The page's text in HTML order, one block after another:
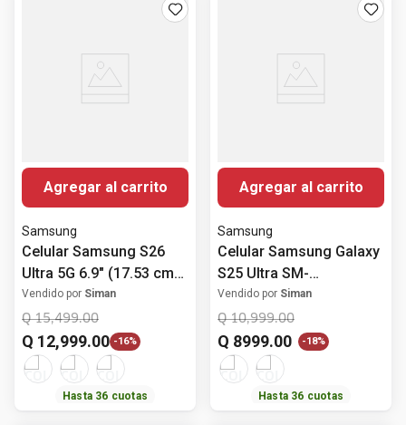
Agregar al carrito
Samsung
Celular Samsung S26
Ultra 5G 6.9" (17.53 cm)
12GB RAM 512GB ROM
Vendido por Siman
Q 15,499.00
Q 12,999.00 -16%
Hasta 36 cuotas
Agregar al carrito
Samsung
Celular Samsung Galaxy
S25 Ultra SM-
S938BZTKGTO 12GB
RAM 256GB SSD Pantalla
6.9" (17.53 cm)
Snapdragon 8 Elite
Cámara avanzada
Cámara Posterior 200
Vendido por Siman
Q 10,999.00
Q 8999.00 -18%
Hasta 36 cuotas